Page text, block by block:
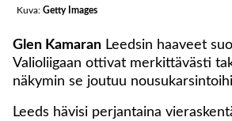
Kuva: Getty Images
Glen Kamaran Leedsin haaveet
Valioliigaan ottivat merkittävästi
näkymin se joutuu
Leeds hävisi perjantaina